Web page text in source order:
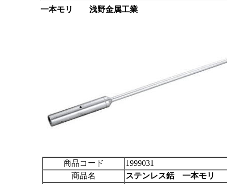
一本モリ 浅野金属工業
商品コード
1999031
商品名
ステンレス銛 一本モリ